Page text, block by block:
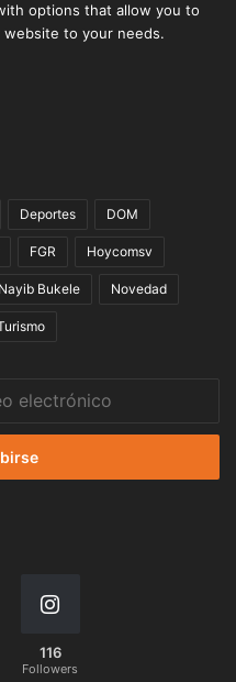
options that allow you to
to your needs.
Deportes DOM
FGR Hoycomsv
Nayib Bukele Novedad
116
Followers